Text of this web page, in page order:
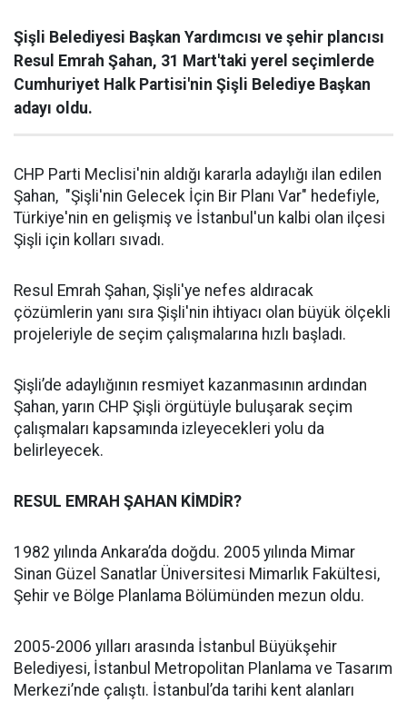
Şişli Belediyesi Başkan Yardımcısı ve şehir plancısı
Resul Emrah Şahan, 31 Mart'taki yerel seçimlerde
Cumhuriyet Halk Partisi'nin Şişli Belediye Başkan
adayı oldu.
CHP Parti Meclisi'nin aldığı kararla adaylığı ilan edilen
Şahan, "Şişli'nin Gelecek İçin Bir Planı Var" hedefiyle,
Türkiye'nin en gelişmiş ve İstanbul'un kalbi olan ilçesi
Şişli için kolları sıvadı.
Resul Emrah Şahan, Şişli'ye nefes aldıracak
çözümlerin yanı sıra Şişli'nin ihtiyacı olan büyük ölçekli
projeleriyle de seçim çalışmalarına hızlı başladı.
Şişli’de adaylığının resmiyet kazanmasının ardından
Şahan, yarın CHP Şişli örgütüyle buluşarak seçim
çalışmaları kapsamında izleyecekleri yolu da
belirleyecek.
RESUL EMRAH ŞAHAN KİMDİR?
1982 yılında Ankara’da doğdu. 2005 yılında Mimar
Sinan Güzel Sanatlar Üniversitesi Mimarlık Fakültesi,
Şehir ve Bölge Planlama Bölümünden mezun oldu.
2005-2006 yılları arasında İstanbul Büyükşehir
Belediyesi, İstanbul Metropolitan Planlama ve Tasarım
Merkezi’nde çalıştı. İstanbul’da tarihi kent alanları